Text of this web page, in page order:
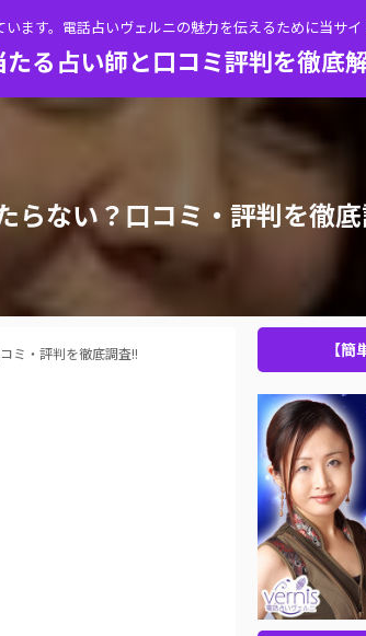
ます。電話占いヴェルニの魅力を伝えるために当サイ
る占い師と口コミ評判を徹底
らない？口コミ・評判を徹
ミ・評判を徹底調査!! 【